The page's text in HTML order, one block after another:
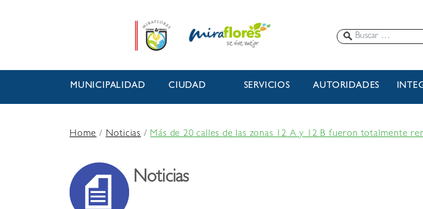
MUNICIPALIDAD CIUDAD SERVICIOS AUTORIDADES
Home/Noticias /Más de 20 calles de las zonas 12 A y 12 B fueron totalmente
Noticias